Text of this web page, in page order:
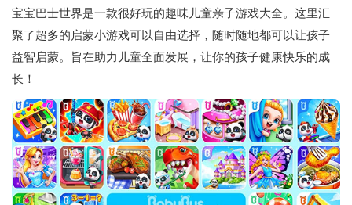
宝宝巴士世界是一款很好玩的趣味儿童亲子游戏大全。这里汇
聚了超多的启蒙小游戏可以自由选择，随时随地都可以让孩子
益智启蒙。旨在助力儿童全面发展，让你的孩子健康快乐的成
长！